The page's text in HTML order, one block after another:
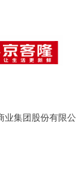
业集团股份有限公